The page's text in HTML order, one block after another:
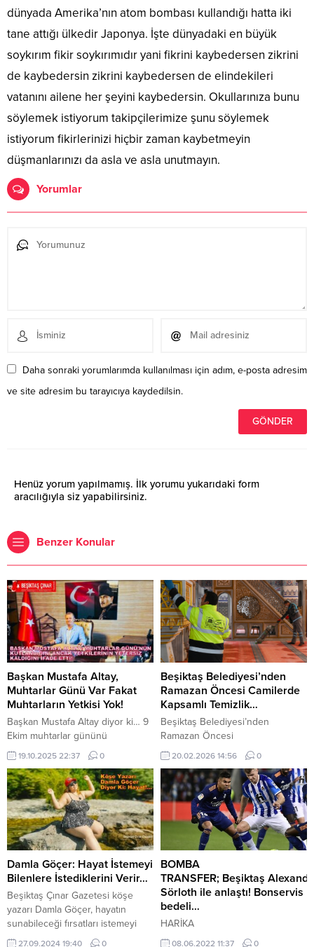
dünyada Amerika’nın atom bombası kullandığı hatta iki
tane attığı ülkedir Japonya. İşte dünyadaki en büyük
soykırım fikir soykırımıdır yani fikrini kaybedersen zikrini
de kaybedersin zikrini kaybedersen de elindekileri
vatanını ailene her şeyini kaybedersin. Okullarınıza bunu
söylemek istiyorum takipçilerimize şunu söylemek
istiyorum fikirlerinizi hiçbir zaman kaybetmeyin
düşmanlarınızı da asla ve asla unutmayın.
Yorumlar
Daha sonraki yorumlarımda kullanılması için adım, e-posta adresim
ve site adresim bu tarayıcıya kaydedilsin.
Henüz yorum yapılmamış. İlk yorumu yukarıdaki form
aracılığıyla siz yapabilirsiniz.
Benzer Konular
Başkan Mustafa Altay,
Muhtarlar Günü Var Fakat
Muhtarların Yetkisi Yok!
Başkan Mustafa Altay diyor ki… 9
Ekim muhtarlar gününü
kutluyoruz… BU ANLAMLI
GÜNDE muhtarlara yönelik sivil
toplum kuruluşların başkanları
yığılmış olan MUHTAR VE
MUHTARLIK KURUMU
SORUNLARINI VE ÇÖZÜMÜNÜ
GÜNDEME GETİRMELİDİR 19
Ekim muhtarlar gününde
muhtarların ekonomik ve sosyal
haklarıyla birlikte muhtarlık
kurumunun sorunlarına,
VAATLERLE DEĞİL ÇÖZÜM
GETİRİLEREK MÜJDELİ BİR GÜN...
19.10.2025 22:37 0
Beşiktaş Belediyesi’nden
Ramazan Öncesi Camilerde
Kapsamlı Temizlik…
Beşiktaş Belediyesi’nden
Ramazan Öncesi
CamilerdeKapsamlı
TemizlikBeşiktaş Belediyesi,
Ramazan ayı öncesinde ilçe
genelindeki tüm
camilerdeyürüttüğü kapsamlı
temizlik ve dezenfeksiyon
çalışmalarını
tamamladı.Vatandaşların
ibadetlerini daha hijyenik ve ferah
bir ortamdagerçekleştirebilmesi
amacıyla yapılan çalışmalarla,
ilçedeki camiler Ramazanayına
hazır hale getirildi.Beşiktaş
20.02.2026 14:56 0
Damla Göçer: Hayat İstemeyi
Bilenlere İstediklerini Verir…
Beşiktaş Çınar Gazetesi köşe
yazarı Damla Göçer, hayatın
sunabileceği fırsatları istemeyi
öğrenmenin önemini vurguladı.
27.09.2024 19:40 0
BOMBA
TRANSFER; Beşiktaş
Sörloth ile anlaştı! Bonservis
bedeli…
HARİKA
TRANSFER; Beşiktaş siyah-
08.06.2022 11:37 0